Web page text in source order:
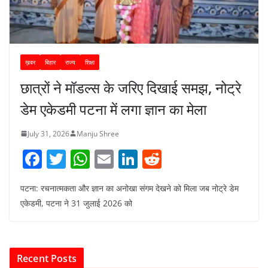
ख़बर बिहार राज्य शिक्षा
छात्रों ने मॉडल्स के जरिए दिखाई समझ, नोट्रे
डेम एकेडमी पटना में लगा ज्ञान का मेला
July 31, 2026 Manju Shree
F
c
o
T
itt
W
at
E
m
ai
Li
n
k
e
d
पटना: रचनात्मकता और ज्ञान का अनोखा संगम देखने को मिला जब नोट्रे डेम
एकेडमी, पटना ने 31 जुलाई 2026 को
Recent Posts